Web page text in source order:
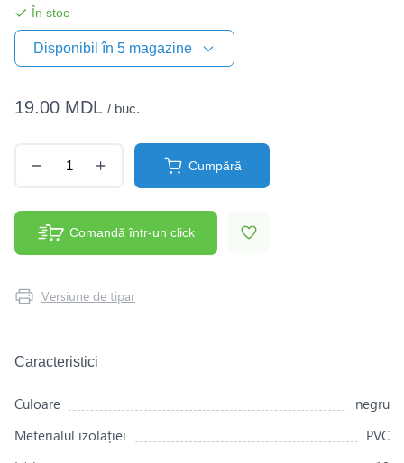
În stoc
Disponibil în 5 magazine
19.00 MDL / buc.
Cumpără
Comandă într-un click
Versiune de tipar
Caracteristici
Culoare
negru
Meterialul izolației
PVC